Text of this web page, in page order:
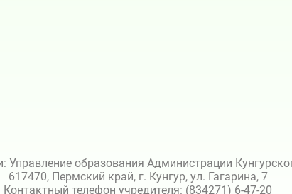
Управление образования Администрации
617470, Пермский край, г. Кунгур, ул. Гагарина, 7
Контактный телефон учредителя: (834271) 6-47-20